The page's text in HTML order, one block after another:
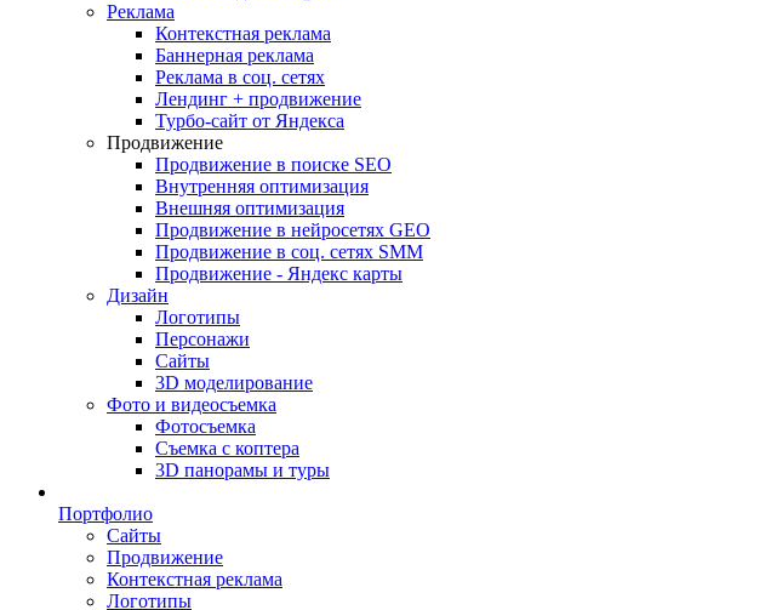
Реклама
Контекстная реклама
Баннерная реклама
Реклама в соц. сетях
Лендинг + продвижение
Турбо-сайт от Яндекса
Продвижение
Продвижение в поиске SEO
Внутренняя оптимизация
Внешняя оптимизация
Продвижение в нейросетях GEO
Продвижение в соц. сетях SMM
Продвижение - Яндекс карты
Дизайн
Логотипы
Персонажи
Сайты
3D моделирование
Фото и видеосъемка
Фотосъемка
Съемка с коптера
3D панорамы и туры
Портфолио
Сайты
Продвижение
Контекстная реклама
Логотипы